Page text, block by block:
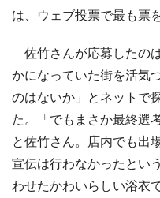
は、ウェブ投票で最も票
佐竹さんが応募したの
かになっていた街を活気
のはないか」とネットで
た。「でもまさか最終選
と佐竹さん。店内でも出
宣伝は行わなかったとい
わせたかわいらしい浴衣